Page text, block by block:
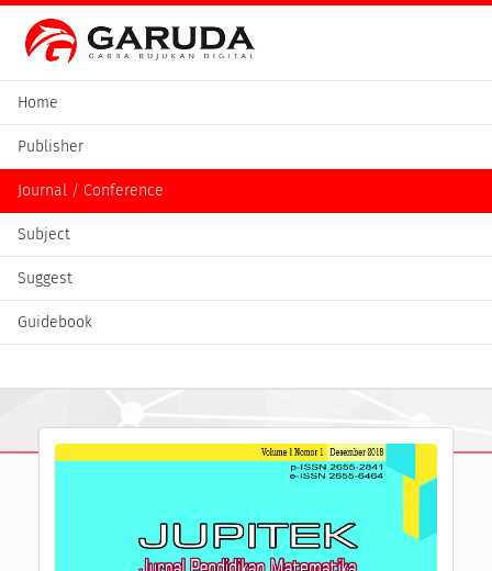
Home
Publisher
Journal / Conference
Subject
Suggest
Guidebook